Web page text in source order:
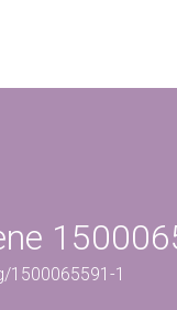
1500065591-1